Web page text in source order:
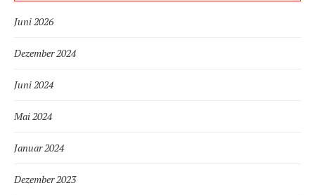
Juni 2026
Dezember 2024
Juni 2024
Mai 2024
Januar 2024
Dezember 2023